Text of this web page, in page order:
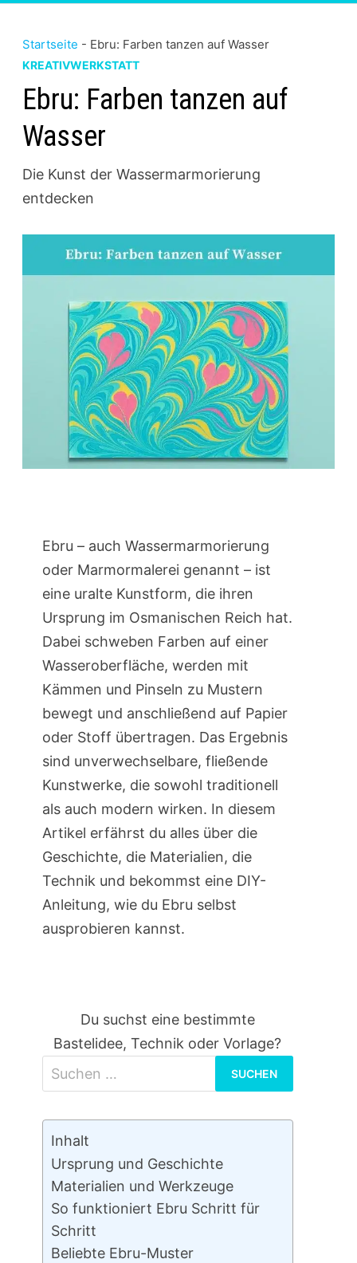
Startseite - Ebru: Farben tanzen auf Wasser
KREATIVWERKSTATT
Ebru: Farben tanzen auf
Wasser
Die Kunst der Wassermarmorierung
entdecken
Ebru – auch Wassermarmorierung
oder Marmormalerei genannt – ist
eine uralte Kunstform, die ihren
Ursprung im Osmanischen Reich hat.
Dabei schweben Farben auf einer
Wasseroberfläche, werden mit
Kämmen und Pinseln zu Mustern
bewegt und anschließend auf Papier
oder Stoff übertragen. Das Ergebnis
sind unverwechselbare, fließende
Kunstwerke, die sowohl traditionell
als auch modern wirken. In diesem
Artikel erfährst du alles über die
Geschichte, die Materialien, die
Technik und bekommst eine DIY-
Anleitung, wie du Ebru selbst
ausprobieren kannst.
Du suchst eine bestimmte
Bastelidee, Technik oder Vorlage?
nach:
Inhalt
Ursprung und Geschichte
Materialien und Werkzeuge
So funktioniert Ebru Schritt für
Schritt
Beliebte Ebru-Muster